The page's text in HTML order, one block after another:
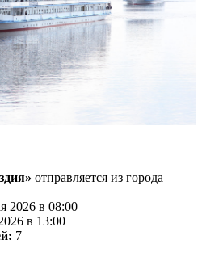
отправляется из города
2026 в 08:00
в 13:00
7